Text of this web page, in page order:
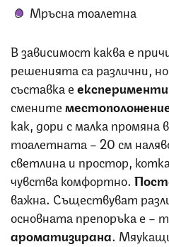
Мръсна тоалетна
В зависимост каква е
решенията са различни,
съставка е
смените
как, дори с малка промяна
тоалетната – 20 см
светлина и простор,
чувства комфортно.
важна. Съществуват
основната препоръка е –
ароматизирана.